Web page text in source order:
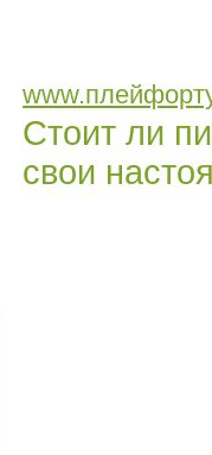
Стоит ли
свои